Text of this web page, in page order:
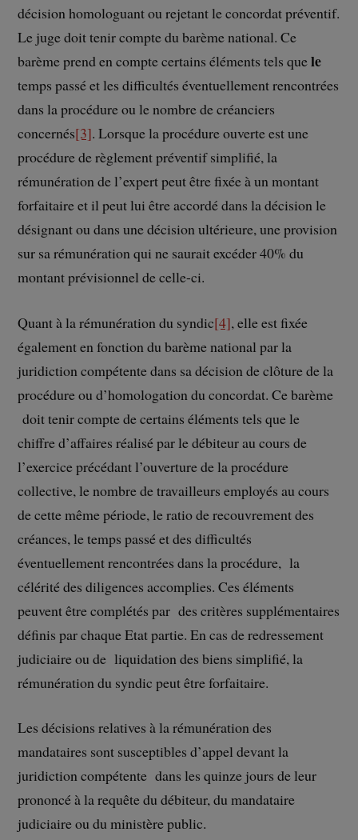
décision homologuant ou rejetant le concordat préventif.
Le juge doit tenir compte du barème national. Ce
barème prend en compte certains éléments tels quele
temps passé et les difficultés éventuellement rencontrées
dans la procédure ou le nombre de créanciers
concernés[3]. Lorsque la procédure ouverte est une
procédure de règlement préventif simplifié, la
rémunération de l’expert peut être fixée à un montant
forfaitaire et il peut lui être accordé dans la décision le
désignant ou dans une décision ultérieure, une provision
sur sa rémunération qui ne saurait excéder 40% du
montant prévisionnel de celle-ci.
Quant à la rémunération du syndic[4], elle est fixée
également en fonction du barème national par la
juridiction compétente dans sa décision de clôture de la
procédure ou d’homologation du concordat. Ce barème
doit tenir compte de certains éléments tels que le
chiffre d’affaires réalisé par le débiteur au cours de
l’exercice précédant l’ouverture de la procédure
collective, le nombre de travailleurs employés au cours
de cette même période, le ratio de recouvrement des
créances, le temps passé et des difficultés
éventuellement rencontrées dans la procédure, la
célérité des diligences accomplies. Ces éléments
peuvent être complétés par des critères supplémentaires
définis par chaque Etat partie. En cas de redressement
judiciaire ou de liquidation des biens simplifié, la
rémunération du syndic peut être forfaitaire.
Les décisions relatives à la rémunération des
mandataires sont susceptibles d’appel devant la
juridiction compétente dans les quinze jours de leur
prononcé à la requête du débiteur, du mandataire
judiciaire ou du ministère public.